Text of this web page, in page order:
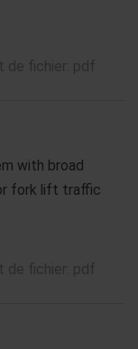
with broad
fork lift traffic